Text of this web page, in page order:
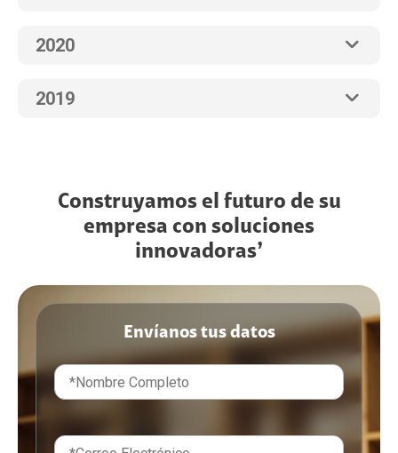
2020
2019
Construyamos el futuro de su
empresa con soluciones
innovadoras’
Envíanos tus datos